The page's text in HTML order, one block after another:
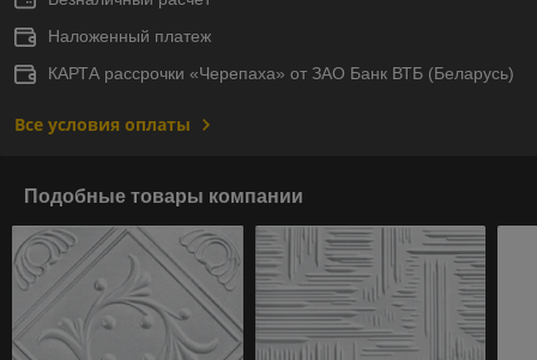
Наложенный платеж
КАРТА рассрочки «Черепаха» от ЗАО Банк ВТБ (Беларусь)
Все условия оплаты
Подобные товары компании